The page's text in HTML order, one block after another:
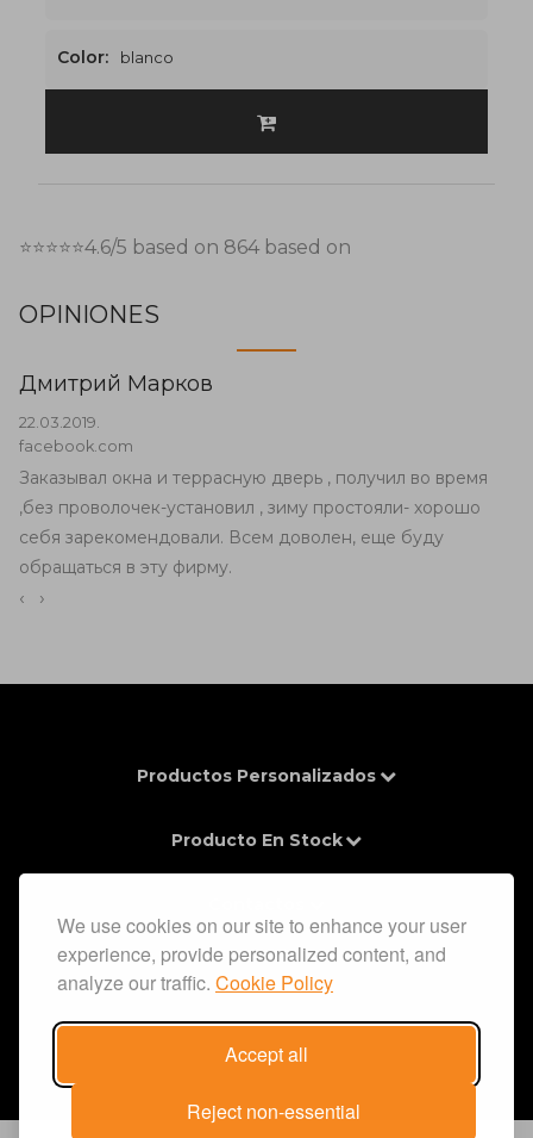
We use cookies on our site to enhance your user
experience, provide personalized content, and
analyze our traffic. Cookie Policy
Accept all
Reject non-essential
Color: blanco
⭐⭐⭐⭐⭐4.6/5 based on 864 based on
OPINIONES
Дмитрий Марков
22.03.2019.
facebook.com
Заказывал окна и террасную дверь , получил во время
,без проволочек-установил , зиму простояли- хорошо
себя зарекомендовали. Всем доволен, еще буду
обращаться в эту фирму.
‹ ›
Productos Personalizados
Producto En Stock
Información